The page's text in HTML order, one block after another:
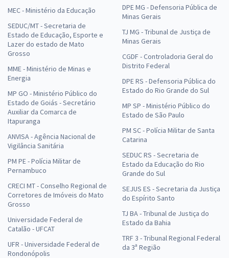
MEC - Ministério da Educação
SEDUC/MT - Secretaria de
Estado de Educação, Esporte e
Lazer do estado de Mato
Grosso
MME - Ministério de Minas e
Energia
MP GO - Ministério Público do
Estado de Goiás - Secretário
Auxiliar da Comarca de
Itapuranga
ANVISA - Agência Nacional de
Vigilância Sanitária
PM PE - Polícia Militar de
Pernambuco
CRECI MT - Conselho Regional de
Corretores de Imóveis do Mato
Grosso
Universidade Federal de
Catalão - UFCAT
UFR - Universidade Federal de
Rondonópolis
DPE MG - Defensoria Pública de
Minas Gerais
TJ MG - Tribunal de Justiça de
Minas Gerais
CGDF - Controladoria Geral do
Distrito Federal
DPE RS - Defensoria Pública do
Estado do Rio Grande do Sul
MP SP - Ministério Público do
Estado de São Paulo
PM SC - Polícia Militar de Santa
Catarina
SEDUC RS - Secretaria de
Estado da Educação do Rio
Grande do Sul
SEJUS ES - Secretaria da Justiça
do Espírito Santo
TJ BA - Tribunal de Justiça do
Estado da Bahia
TRF 3 - Tribunal Regional Federal
da 3ª Região